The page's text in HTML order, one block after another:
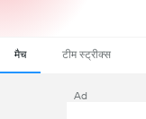
मैच टीम स्ट्रीक्स
Ad